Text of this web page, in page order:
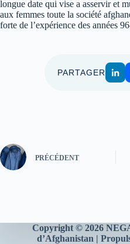
longue date qui vise a asservir et
aux femmes toute la société
forte de l’expérience des années
PARTAGER
PRÉCÉDENT
Copyright © 2026
d’Afghanistan |